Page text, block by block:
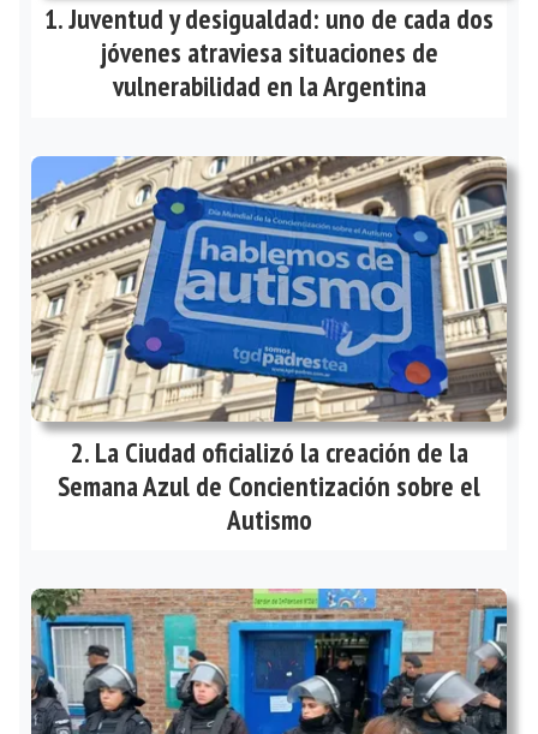
Juventud y desigualdad: uno de cada dos
jóvenes atraviesa situaciones de
vulnerabilidad en la Argentina
La Ciudad oficializó la creación de la
Semana Azul de Concientización sobre el
Autismo